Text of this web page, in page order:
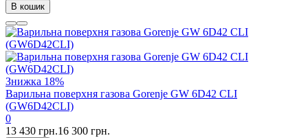
В кошик
Знижка 18%
Варильна поверхня газова Gorenje GW 6D42 CLI
(GW6D42CLI)
0
13 430 грн.16 300 грн.